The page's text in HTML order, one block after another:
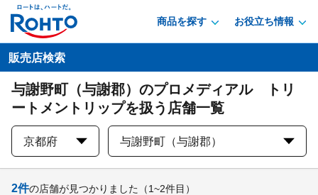
商品を探す お役立ち情報
販売店検索
与謝野町（与謝郡）のプロメディアル トリ
ートメントリップを扱う店舗一覧
京都府 与謝野町（与謝郡）
2件の店舗が見つかりました （1~2件目）